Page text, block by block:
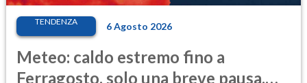
TENDENZA 6 Agosto 2026
Meteo: caldo estremo fino a
Ferragosto, solo una breve pausa.